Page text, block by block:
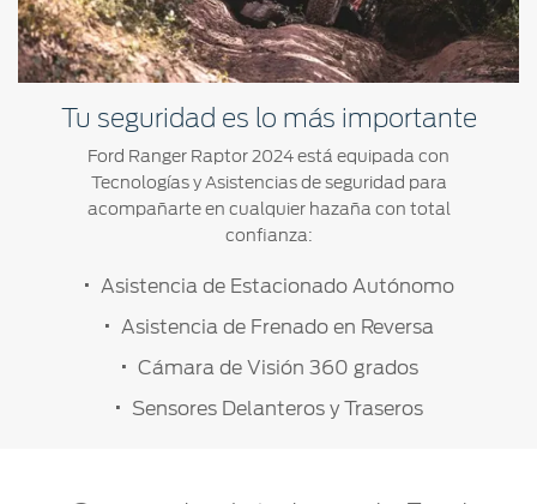
Tu seguridad es lo más importante
Ford Ranger Raptor 2024 está equipada con
Tecnologías y Asistencias de seguridad para
acompañarte en cualquier hazaña con total
confianza:
Asistencia de Estacionado Autónomo
Asistencia de Frenado en Reversa
Cámara de Visión 360 grados
Sensores Delanteros y Traseros